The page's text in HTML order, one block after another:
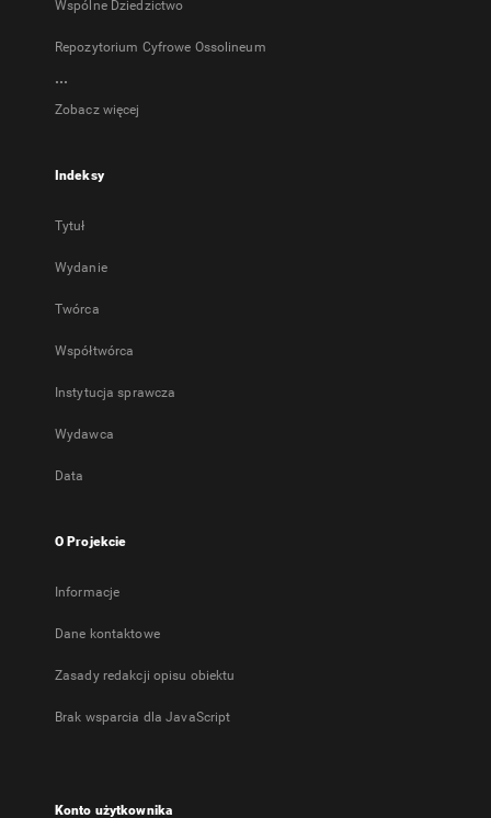
Wspólne Dziedzictwo
Repozytorium Cyfrowe Ossolineum
...
Zobacz więcej
Indeksy
Tytuł
Wydanie
Twórca
Współtwórca
Instytucja sprawcza
Wydawca
Data
O Projekcie
Informacje
Dane kontaktowe
Zasady redakcji opisu obiektu
Brak wsparcia dla JavaScript
Konto użytkownika